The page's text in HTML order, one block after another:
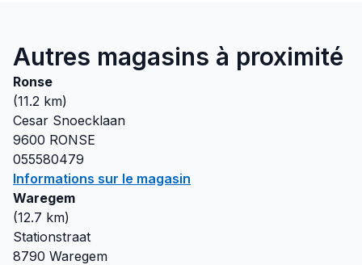
Autres magasins à proximité
Ronse
(11.2 km)
Cesar Snoecklaan
9600 RONSE
055580479
Informations sur le magasin
Waregem
(12.7 km)
Stationstraat
8790 Waregem